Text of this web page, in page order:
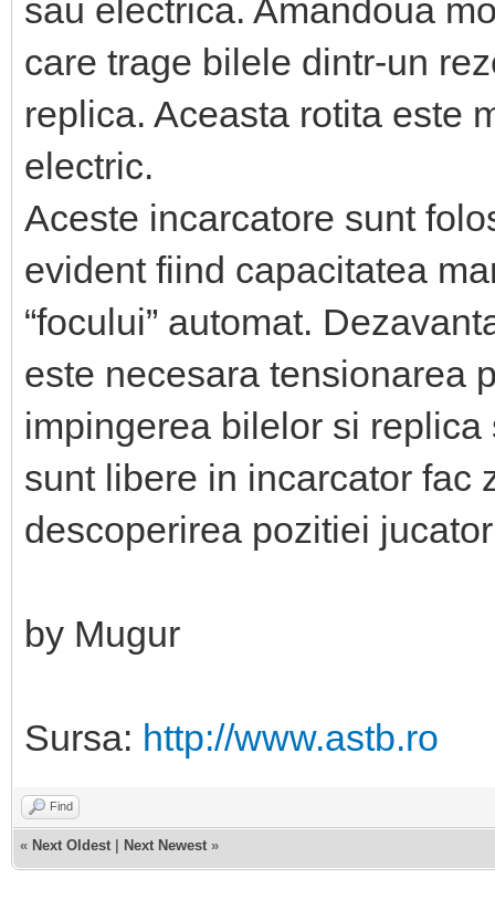
sau electrica. Amandoua
care trage bilele dintr-un
replica. Aceasta rotita este
electric.
Aceste incarcatore sunt
evident fiind capacitatea
“focului” automat.
este necesara tensionarea
impingerea bilelor si
sunt libere in incarcator fac
descoperirea pozitiei
by Mugur
Sursa: http://www.astb.ro
Find
« Next Oldest Next Newest »